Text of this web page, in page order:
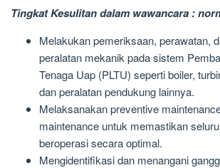
Tingkat Kesulitan dalam wawancara :
Melakukan pemeriksaan, perawatan,
peralatan mekanik pada sistem
Tenaga Uap (PLTU) seperti boiler,
dan peralatan pendukung lainnya.
Melaksanakan preventive
maintenance untuk memastikan
beroperasi secara optimal.
Mengidentifikasi dan menangani